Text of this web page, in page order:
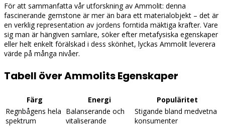
För att sammanfatta vår utforskning av Ammolit: denna
fascinerande gemstone är mer än bara ett materialobjekt – det är
en verklig representation av jordens forntida mäktiga krafter. Vare
sig man är hängiven samlare, söker efter metafysiska egenskaper
eller helt enkelt förälskad i dess skönhet, lyckas Ammolit leverera
värde på många nivåer.
Tabell över Ammolits Egenskaper
Färg Energi
Populäritet
Regnbågens hela
spektrum
Balanserande och
vitaliserande
Stigande bland medvetna
konsumenter